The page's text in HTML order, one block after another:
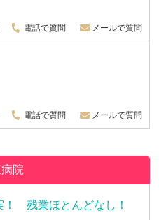
電話で質問 メールで質問
電話で質問 メールで質問
院
残業ほとんどなし！